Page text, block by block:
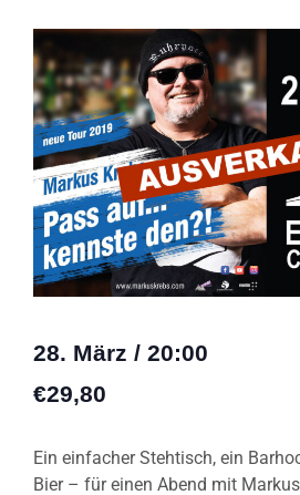
28. März / 20:00
€29,80
Ein einfacher Stehtisch, ein
Bier – für einen Abend mit